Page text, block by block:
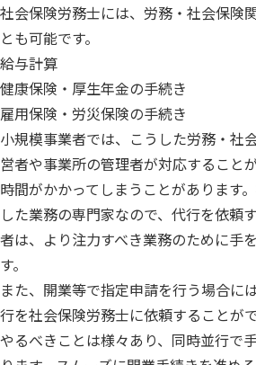
社会保険労務士には、労務・社会保険
とも可能です。
給与計算
健康保険・厚生年金の手続き
雇用保険・労災保険の手続き
小規模事業者では、こうした労務・社
営者や事業所の管理者が対応すること
時間がかかってしまうことがあります
した業務の専門家なので、代行を依頼
者は、より注力すべき業務のために手
す。
また、開業等で指定申請を行う場合に
行を社会保険労務士に依頼することが
やるべきことは様々あり、同時並行で